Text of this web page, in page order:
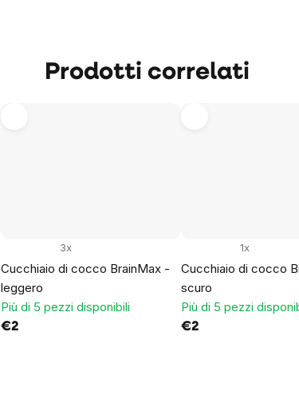
Prodotti correlati
Cucchiaio di cocco BrainMax -
leggero
3x
Più di 5 pezzi disponibili
€2
Cucchiaio di cocco
scuro
1x
Più di 5 pezzi
€2